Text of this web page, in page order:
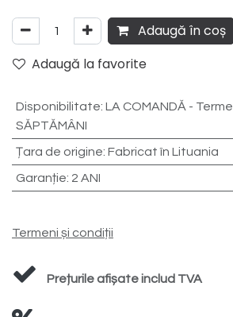
Adaugă în coș
Adaugă la favorite
Disponibilitate: LA COMANDĂ -
SĂPTĂMÂNI
Țara de origine: Fabricat în Lituania
Garanție: 2 ANI
Termeni și condiții
Prețurile afișate includ TVA